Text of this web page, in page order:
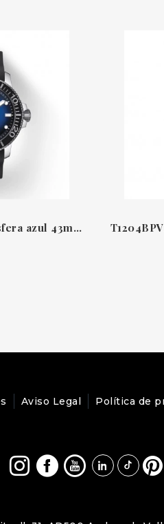
Reloj en acero con esfera azul 43mm Powermatic 80 Seastar 1000 Tissot
Aviso Legal Política de